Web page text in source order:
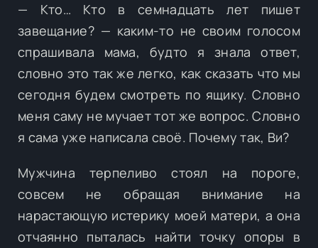
— Кто… Кто в семнадцать лет пишет
завещание? — каким-то не своим голосом
спрашивала мама, будто я знала ответ,
словно это так же легко, как сказать что мы
сегодня будем смотреть по ящику. Словно
меня саму не мучает тот же вопрос. Словно
я сама уже написала своё. Почему так, Ви?
Мужчина терпеливо стоял на пороге,
совсем не обращая внимание на
нарастающую истерику моей матери, а она
отчаянно пыталась найти точку опоры в